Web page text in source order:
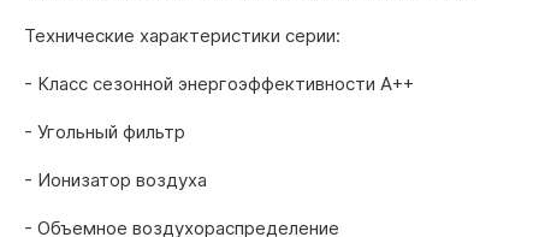
Технические характеристики серии:
- Класс сезонной энергоэффективности А++
- Угольный фильтр
- Ионизатор воздуха
- Объемное воздухораспределение